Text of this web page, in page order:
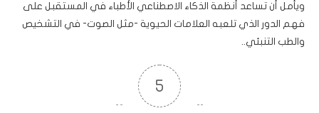
ويأمل أن تساعد أنظمة الذكاء الاصطناعي الأطباء في المستقبل على
فهم الدور الذي تلعبه العلامات الحيوية -مثل الصوت- في التشخيص
والطب التنبئي..
5